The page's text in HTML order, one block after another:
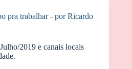
pra trabalhar - por Ricardo
2019 e canais locais